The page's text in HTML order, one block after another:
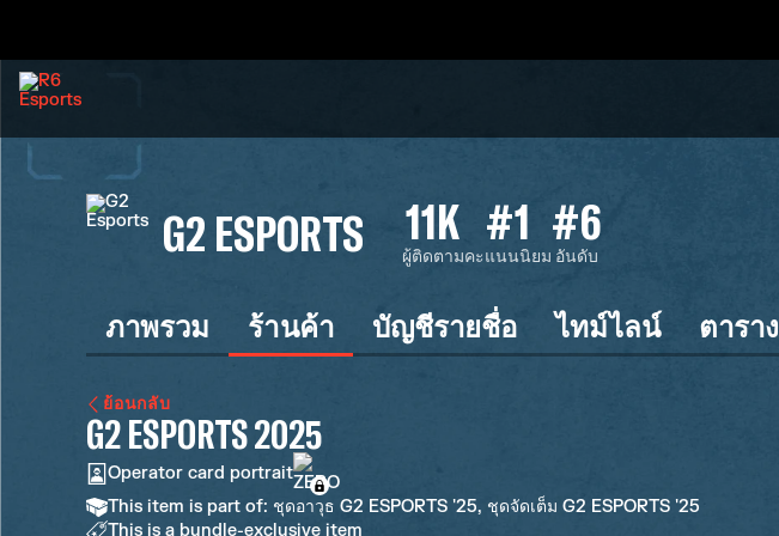
G2 ESPORTS 11K
ผู้ติดตาม
#1
คะแนนนิยม
#6
อันดับ
ภาพรวม ร้านค้า บัญชีรายชื่อ ไทม์ไลน์ ตาราง
ย้อนกลับ
G2 ESPORTS 2025
Operator card portrait
This item is part of: ชุดอาวุธ G2 ESPORTS '25, ชุดจัดเต็ม G2 ESPORTS '25
This is a bundle-exclusive item